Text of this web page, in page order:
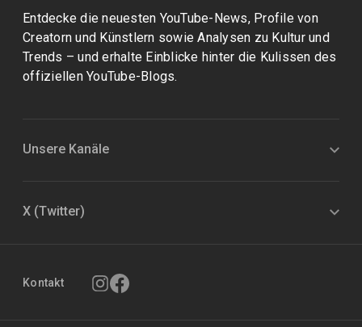
Entdecke die neuesten YouTube-News, Profile von
Creatorn und Künstlern sowie Analysen zu Kultur und
Trends – und erhalte Einblicke hinter die Kulissen des
offiziellen YouTube-Blogs.
Unsere Kanäle
X (Twitter)
Kontakt